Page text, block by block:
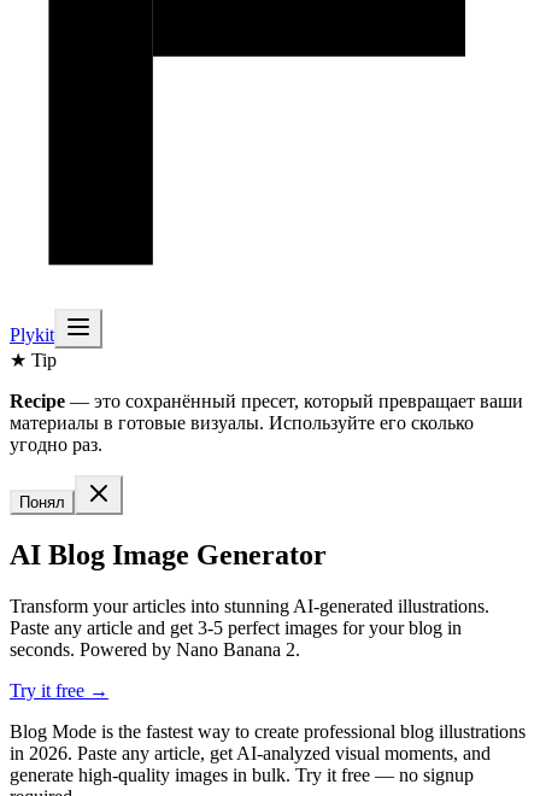
Plykit
★ Tip
Recipe — это сохранённый пресет, который превращает ваши
материалы в готовые визуалы. Используйте его сколько
угодно раз.
Понял
AI Blog Image Generator
Transform your articles into stunning AI-generated illustrations.
Paste any article and get 3-5 perfect images for your blog in
seconds. Powered by Nano Banana 2.
Try it free →
Blog Mode is the fastest way to create professional blog illustrations
in 2026. Paste any article, get AI-analyzed visual moments, and
generate high-quality images in bulk. Try it free — no signup